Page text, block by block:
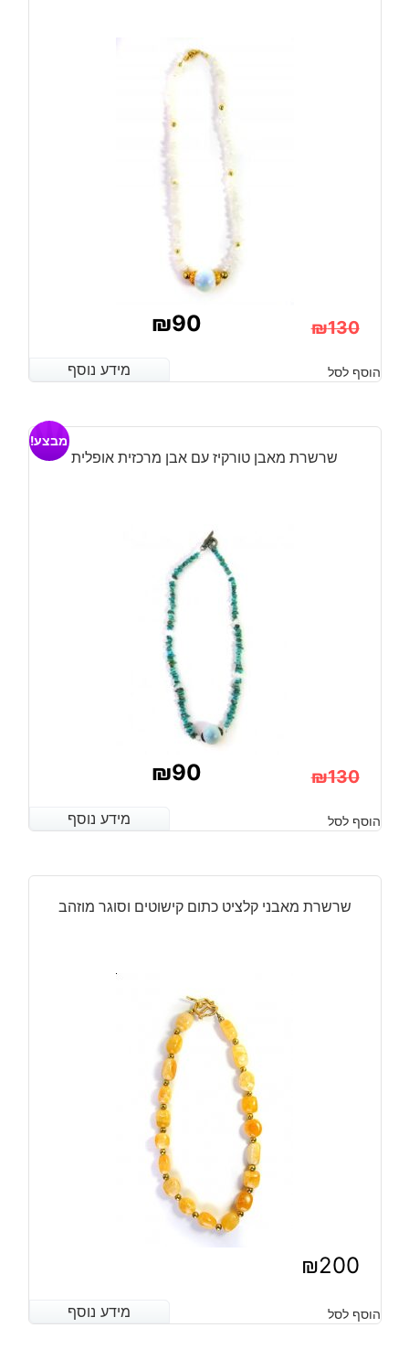
₪130
המקורי
היה:
₪130.
₪90
הנוכחי
הוא:
₪90.
מידע נוסף הוסף לסל מידע נוסף
שרשרת מאבן טורקיז עם אבן מרכזית אופלית
מבצע!
₪130
המקורי
היה:
₪130.
₪90
הנוכחי
הוא:
₪90.
מידע נוסף הוסף לסל מידע נוסף
שרשרת מאבני קלציט כתום קישוטים וסוגר מוזהב
₪200
מידע נוסף הוסף לסל מידע נוסף